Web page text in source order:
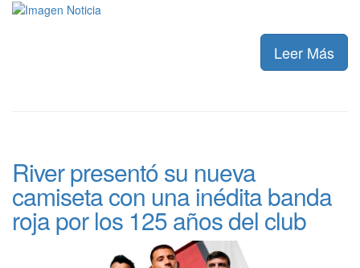
Leer Más
River presentó su nueva
camiseta con una inédita banda
roja por los 125 años del club